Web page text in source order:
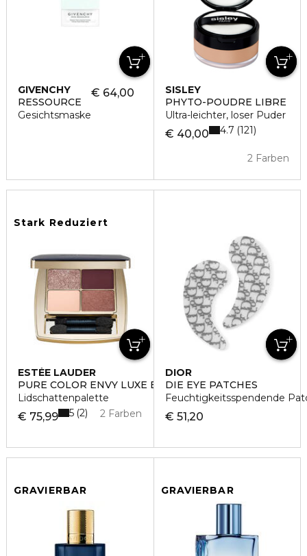
GIVENCHY
RESSOURCE
Gesichtsmaske
€ 64,00
SISLEY
PHYTO-POUDRE LIBRE
Ultra-leichter, loser Puder
€ 40,00
2 Farben
4.7 121
Stark Reduziert
ESTÉE LAUDER
PURE COLOR ENVY LUXE EYESHADOW
Lidschattenpalette
€ 75,99 2 Farben
5 2
DIOR
DIE EYE PATCHES
Feuchtigkeitsspendende
€ 51,20
GRAVIERBAR GRAVIERBAR